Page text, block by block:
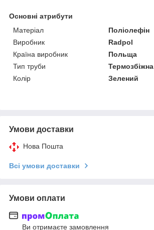
Основні атрибути
Матеріал
Поліолефін
Виробник
Radpol
Країна виробник
Польща
Тип труби
Термозбіжна
Колір
Зелений
Умови доставки
Нова Пошта
Всі умови доставки
Умови оплати
Ви отримаєте замовлення